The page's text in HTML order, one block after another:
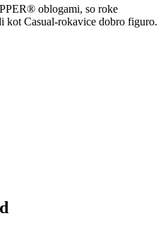
oblogami, so roke
kot Casual-rokavice dobro figuro.